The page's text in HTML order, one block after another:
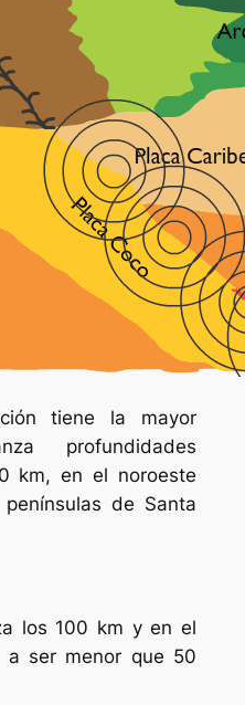
tiene la mayor
profundidades
km, en el noroeste
de Santa
los 100 km y en el
a ser menor que 50